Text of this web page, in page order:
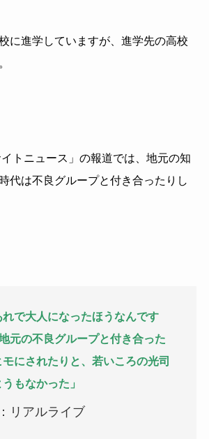
に進学していますが、進学先の高校
トニュース」の報道では、地元の知
代は不良グループと付き合ったりし
れで大人になったほうなんです
元の不良グループと付き合った
モにされたりと、若いころの光司
もなかった」
リアルライブ